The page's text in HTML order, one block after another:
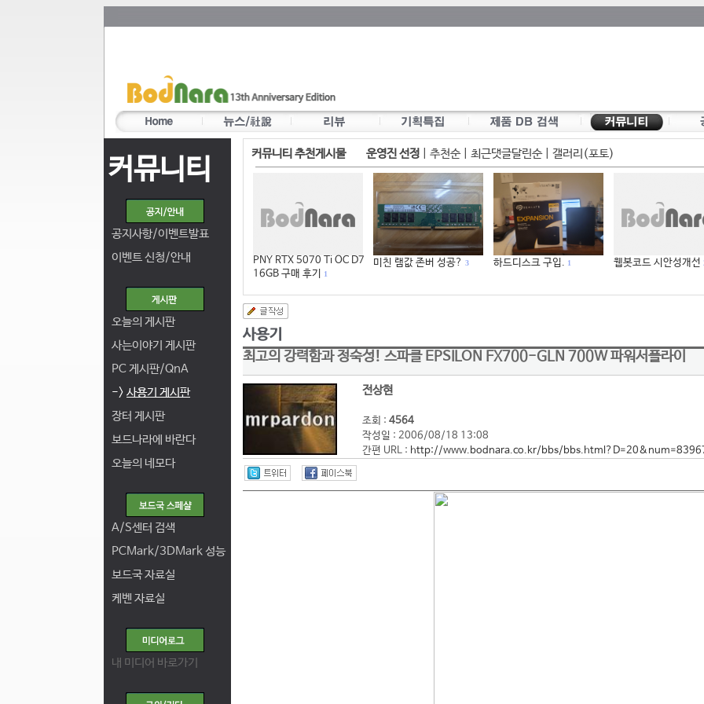
커뮤니티
공지사항/이벤트발표
이벤트 신청/안내
오늘의 게시판
사는이야기 게시판
PC 게시판/QnA
-> 사용기 게시판
장터 게시판
보드나라에 바란다
오늘의 네모다
A/S센터 검색
PCMark/3DMark 성능
보드국 자료실
케벤 자료실
내 미디어 바로가기
커뮤니티 추천게시물 운영진 선정 추천순| 최근댓글달린순| 갤러리(포토)
PNY RTX 5070 Ti OC D7
16GB 구매 후기
1
미친 램값 존버 성공? 3 하드디스크 구입. 1 웹봇코드 시안성개선
최고의 강력함과 정숙성! 스파클 EPSILON FX700-GLN 700W 파워서플라이
전상현
조회 : 4564
작성일 : 2006/08/18 13:08
간편 URL : http://www.bodnara.co.kr/bbs/